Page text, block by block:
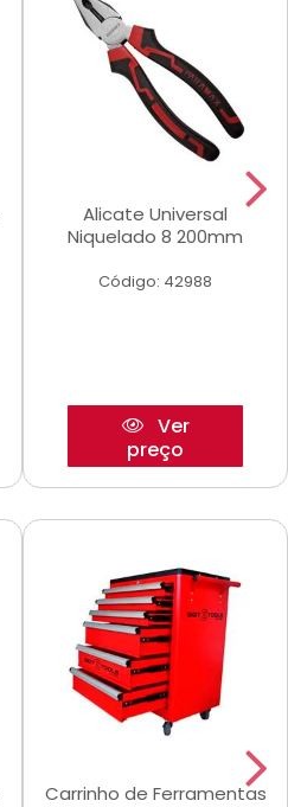
Alicate Universal
Niquelado 8 200mm
Código: 42988
Ver
preço
Carrinho de Ferramentas